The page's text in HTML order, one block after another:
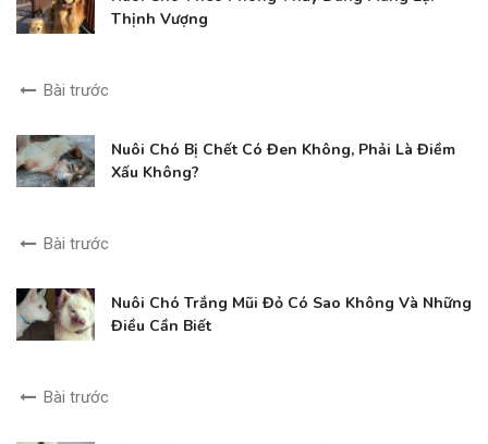
Thịnh Vượng
Bài trước
Nuôi Chó Bị Chết Có Đen Không, Phải Là Điềm
Xấu Không?
Bài trước
Nuôi Chó Trắng Mũi Đỏ Có Sao Không Và Những
Điều Cần Biết
Bài trước